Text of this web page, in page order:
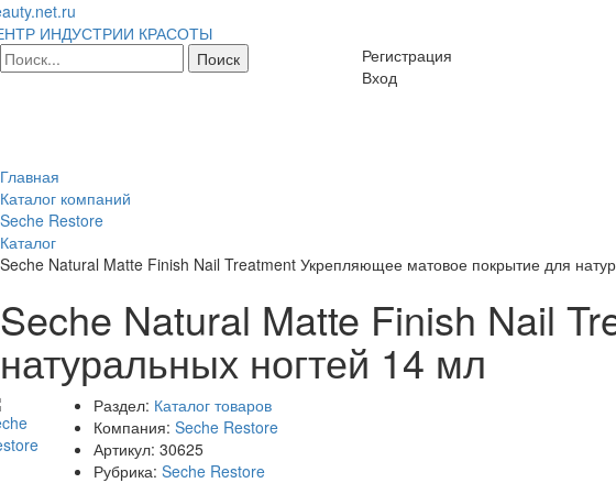
ИНДУСТРИИ КРАСОТЫ
Регистрация
Вход
Главная
Каталог компаний
Seche Restore
Каталог
Seche Natural Matte Finish Nail Treatment Укрепляющее матовое покрытие для
Seche Natural Matte Finish Nail
натуральных ногтей 14 мл
Раздел: Каталог товаров
Компания: Seche Restore
Артикул: 30625
Рубрика: Seche Restore